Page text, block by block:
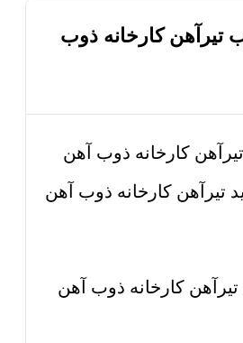
کارخانه ذوب
کارخانه ذوب آهن
تیرآهن کارخانه ذوب آهن
تیرآهن کارخانه ذوب آهن